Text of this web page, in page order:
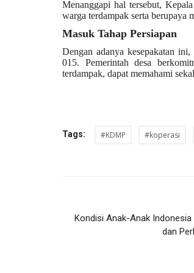
Menanggapi hal tersebut,
warga terdampak serta berupaya
Masuk Tahap Persiapan
Dengan adanya kesepakatan
015. Pemerintah desa
terdampak, dapat memahami
Tags: #KDMP #koperasi
Kondisi Anak-Anak Indonesia
dan